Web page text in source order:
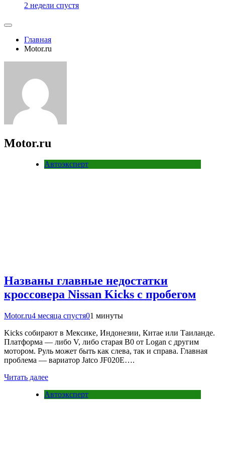
2 недели спустя
Главная
Motor.ru
Motor.ru
Автоэксперт
Названы главные недостатки
кроссовера Nissan Kicks с пробегом
Motor.ru4 месяца спустя01 минуты
Kicks собирают в Мексике, Индонезии, Китае или Таиланде.
Платформа — либо V, либо старая B0 от Logan с другим
мотором. Руль может быть как слева, так и справа. Главная
проблема — вариатор Jatco JF020E….
Читать далее
Автоэксперт